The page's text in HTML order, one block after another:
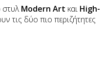
στυλModern Art και High-
τις δύο πιο περιζήτητες